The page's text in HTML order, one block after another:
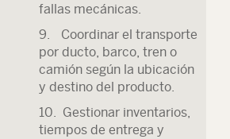
fallas mecánicas.
9. Coordinar el transporte
por ducto, barco, tren o
camión según la ubicación
y destino del producto.
10. Gestionar inventarios,
tiempos de entrega y